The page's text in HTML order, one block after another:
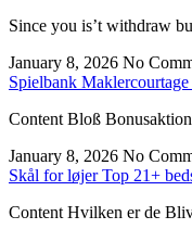
Since you is’t withdraw
January 8, 2026 No
Spielbank
Content Bloß
January 8, 2026 No
Skål for løjer Top 21+
Content Hvilken er de